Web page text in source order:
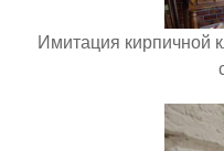
Имитация кирпичной